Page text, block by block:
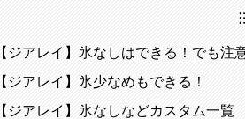
【ジアレイ】氷なしはできる！でも注
【ジアレイ】氷少なめもできる！
【ジアレイ】氷なしなどカスタム一覧